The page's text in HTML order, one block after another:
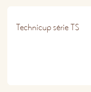
Technicup série TS